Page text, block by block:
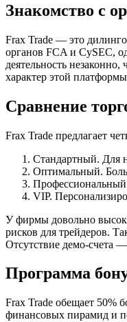
Знакомство с
Frax Trade — это
органов FCA и CySEC,
деятельность
характер этой
Сравнение
Frax Trade предлагает
Стандартный. Для
Оптимальный.
VIP.
У фирмы довольно
рисков для трейдеров.
Отсутствие демо-счета
Программа
Frax Trade обещает 50%
финансовых пирамид и